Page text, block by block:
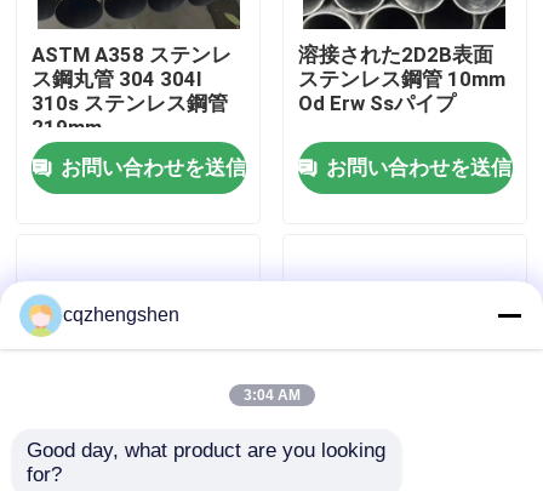
企業情報
会社案内
品質管理
ニュース
継ぎ目が無い鋼管
ASTM A358 ステンレ
ス鋼丸管 304 304l
310s ステンレス鋼管
219mm
お問い合わせを送信
溶接された2D2B表面
ステンレス鋼管 10mm
Od Erw Ssパイプ
お問い合わせを送信
6mm 8mm ステンレス
cqzhengshen
3:04 AM
Good day, what product are you looking
for?